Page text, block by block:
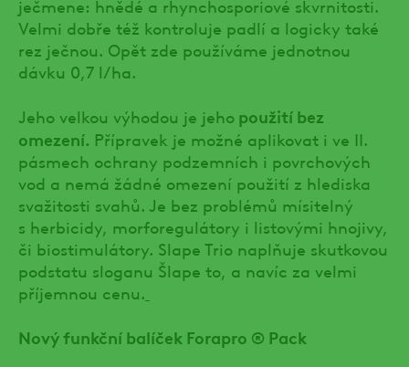
ječmene: hnědé a rhynchosporiové skvrnitosti.
Velmi dobře též kontroluje padlí a logicky také
rez ječnou. Opět zde používáme jednotnou
dávku 0,7 l/ha.
Jeho velkou výhodou je jeho použití bez
omezení. Přípravek je možné aplikovat i ve II.
pásmech ochrany podzemních i povrchových
vod a nemá žádné omezení použití z hlediska
svažitosti svahů. Je bez problémů mísitelný
s herbicidy, morforegulátory i listovými hnojivy,
či biostimulátory. Slape Trio naplňuje skutkovou
podstatu sloganu Šlape to, a navíc za velmi
příjemnou cenu.
Nový funkční balíček Forapro ® Pack